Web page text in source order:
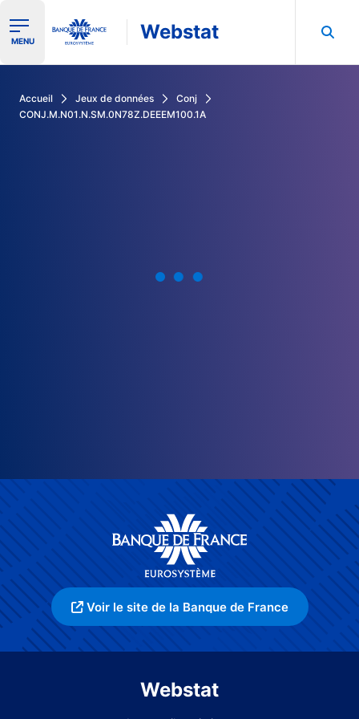
Ouvrir le menu de navigation
MENU Webstat
Accueil Jeux de données
Conj
CONJ.M.N01.N.SM.0N78Z.DEEEM100.1A
Voir le site de la Banque de France
Webstat